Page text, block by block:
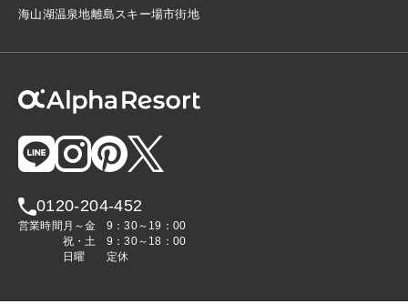
海山湖温泉地離島スキー場市街地
0120-204-452
営業時間 月～金
9：30～19：00
祝・土
9：30～18：00
日曜
定休